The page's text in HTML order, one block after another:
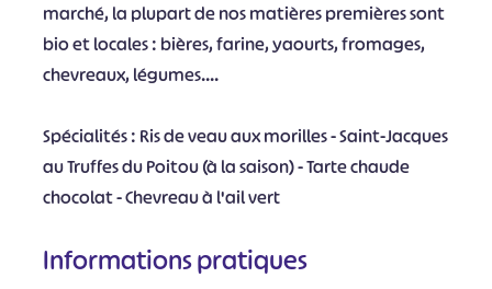
marché, la plupart de nos matières premières sont
bio et locales : bières, farine, yaourts, fromages,
chevreaux, légumes....
Spécialités : Ris de veau aux morilles - Saint-Jacques
au Truffes du Poitou (à la saison) - Tarte chaude
chocolat - Chevreau à l'ail vert
Informations pratiques